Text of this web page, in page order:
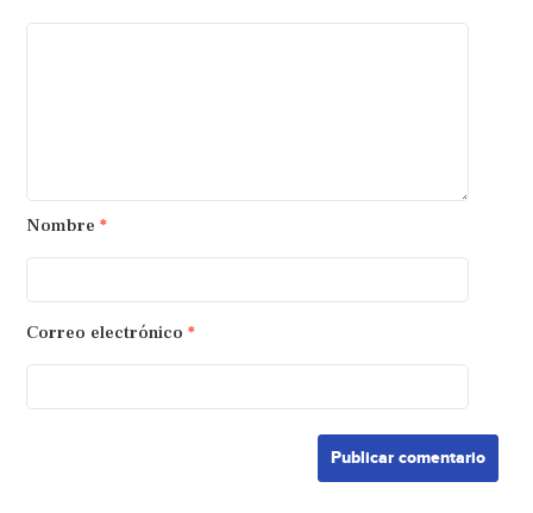
Nombre *
Correo electrónico *